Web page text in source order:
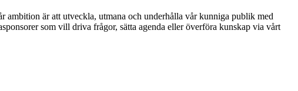
är att utveckla, utmana och underhålla vår kunniga publik med
som vill driva frågor, sätta agenda eller överföra kunskap via vårt